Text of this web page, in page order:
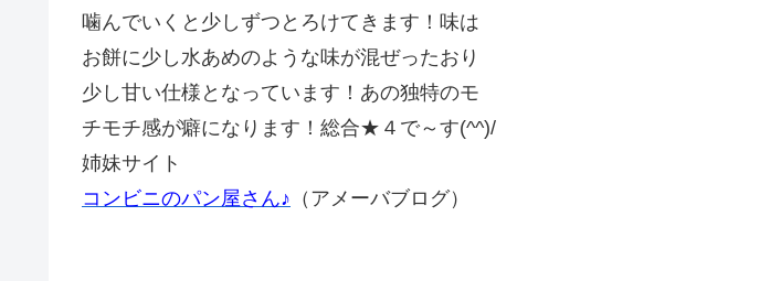
噛んでいくと少しずつとろけてきます！味は
お餅に少し水あめのような味が混ぜったおり
少し甘い仕様となっています！あの独特のモ
チモチ感が癖になります！総合★４で～す(^^)/
姉妹サイト
コンビニのパン屋さん♪ （アメーバブログ）